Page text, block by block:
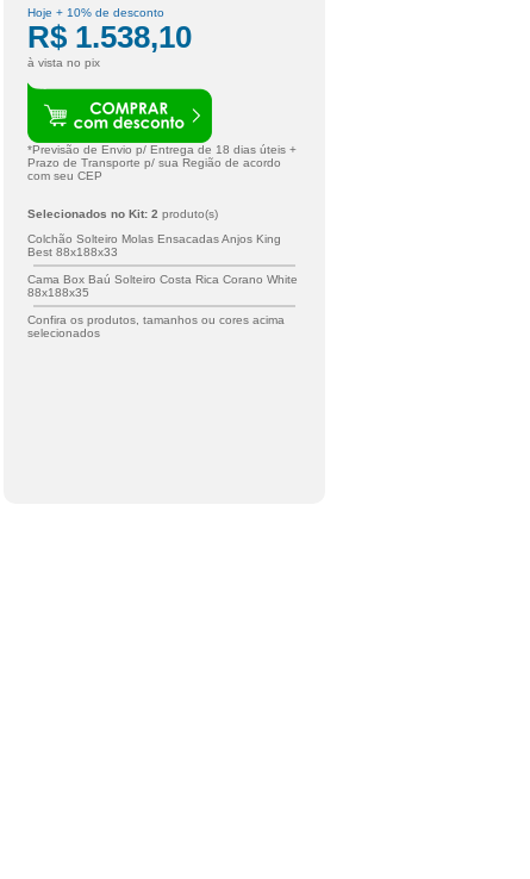
Hoje + 10% de desconto
R$ 1.538,10
à vista no pix
*Previsão de Envio p/ Entrega de 18 dias úteis +
Prazo de Transporte p/ sua Região de acordo
com seu CEP
Selecionados no Kit: 2 produto(s)
Colchão Solteiro Molas Ensacadas Anjos King
Best 88x188x33
Cama Box Baú Solteiro Costa Rica Corano White
88x188x35
Confira os produtos, tamanhos ou cores acima
selecionados